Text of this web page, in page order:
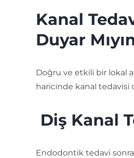
Kanal
Duyar
Doğru ve etkili bir lokal
haricinde kanal tedavisi
Diş Kanal
Endodontik tedavi